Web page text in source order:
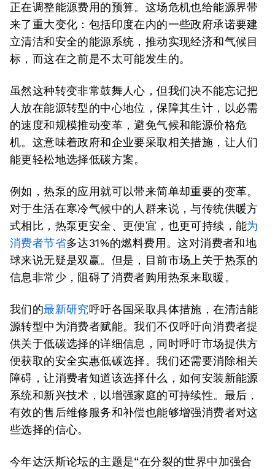
正在调整能源费用的预算。这场危机也给能源界带
来了重大变化：包括印度在内的一些政府承诺要建
立清洁和安全的能源系统，推动实现经济和气候目
标，而这在之前是不太可能发生的。
虽然这种转变非常鼓舞人心，但我们决不能忘记把
人放在能源转型的中心地位，保障其生计，以必需
的速度和规模推动变革，避免气候和能源价格危
机。这意味着政府和企业要采取相关措施，让人们
能更轻松地选择低碳方案。
例如，热泵的应用就可以带来简单却重要的变革。
对于生活在寒冷气候中的人群来说，与传统供暖方
式相比，热泵更安全、更便宜，也更可持续，能为
消费者节省多达31%的燃料费用。这对消费者和地
球来说无疑是双赢。但是，目前市场上关于热泵的
信息非常少，阻碍了消费者购用热泵来取暖。
我们的最新研究呼吁各国采取具体措施，在清洁能
源转型中为消费者赋能。我们不仅呼吁向消费者提
供关于低碳选择的详细信息，同时呼吁市场提供方
便获取的安全实惠低碳选择。我们还需要消除相关
障碍，让消费者知道该选择什么，如何安装新能源
系统和新兴技术，以增强家庭的可持续性。最后，
有效的售后维修服务和补偿也能够增强消费者对这
些选择的信心。
今年达沃斯论坛的主题是“在分裂的世界中加强合